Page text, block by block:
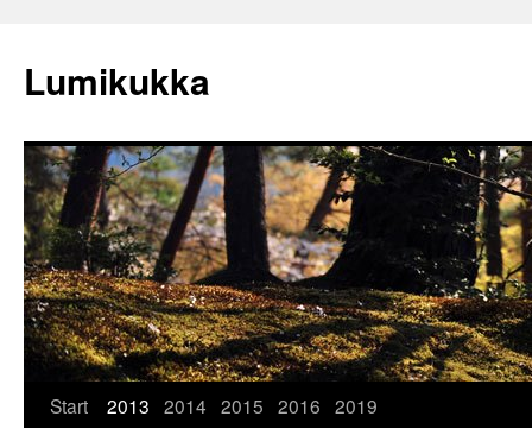
springen
Lumikukka
Start 2013 2014 2015 2016 2019